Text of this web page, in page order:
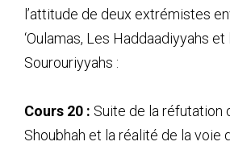
l’attitude de deux extrémistes
‘Oulamas, Les Haddaadiyyahs
Sourouriyyahs :
Cours 20 : Suite de la réfutation
Shoubhah et la réalité de la voie